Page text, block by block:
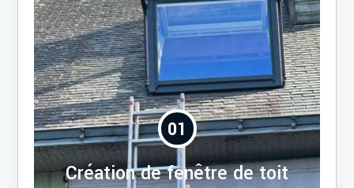
01
Création de fenêtre de toit